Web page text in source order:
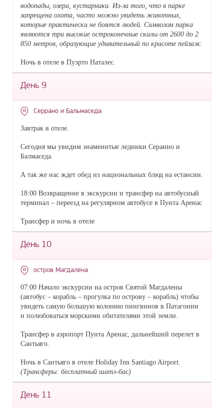
водопады, озера, кустарники. Из-за того, что в парке
запрещена охота, часто можно увидеть животных,
которые практически не боятся людей. Символом парка
являются три высокие остроконечные скалы от 2600 до 2
850 метров, образующие удивительный по красоте пейзаж.
Ночь в отеле в Пуэрто Наталес.
День 9
Серрано и Бальмаседа
Завтрак в отеле.
Сегодня мы увидим знаменитые ледники Серанно и
Балмаседа.
А так же нас ждет обед из национальных блюд на естансии.
18:00 Возвращение в экскурсии и трансфер на автобусный
терминал – переезд на регулярном автобусе в Пунта Аренас
Трансфер и ночь в отеле
День 10
остров Магдалена
07:00 Начало экскурсии на остров Святой Магдалены
(автобус – корабль – прогулка по острову – корабль) чтобы
увидеть самую большую колонию пингвинов в Патагонии
и полюбоваться морскими обитателями этой земли.
Трансфер в аэропорт Пунта Аренас, дальнейший перелет в
Сантьяго.
Ночь в Сантьяго в отеле Holiday Inn Santiago Airport.
(Трансферы: бесплатный шатл-бас)
День 11